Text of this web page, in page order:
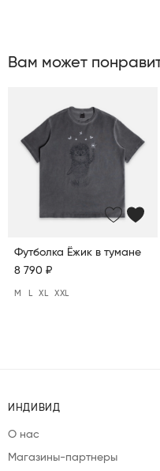
Вам может
Футболка Ёжик в тумане
8 790 ₽
M XL XXL
ИНДИВИД
О нас
Магазины-партнеры